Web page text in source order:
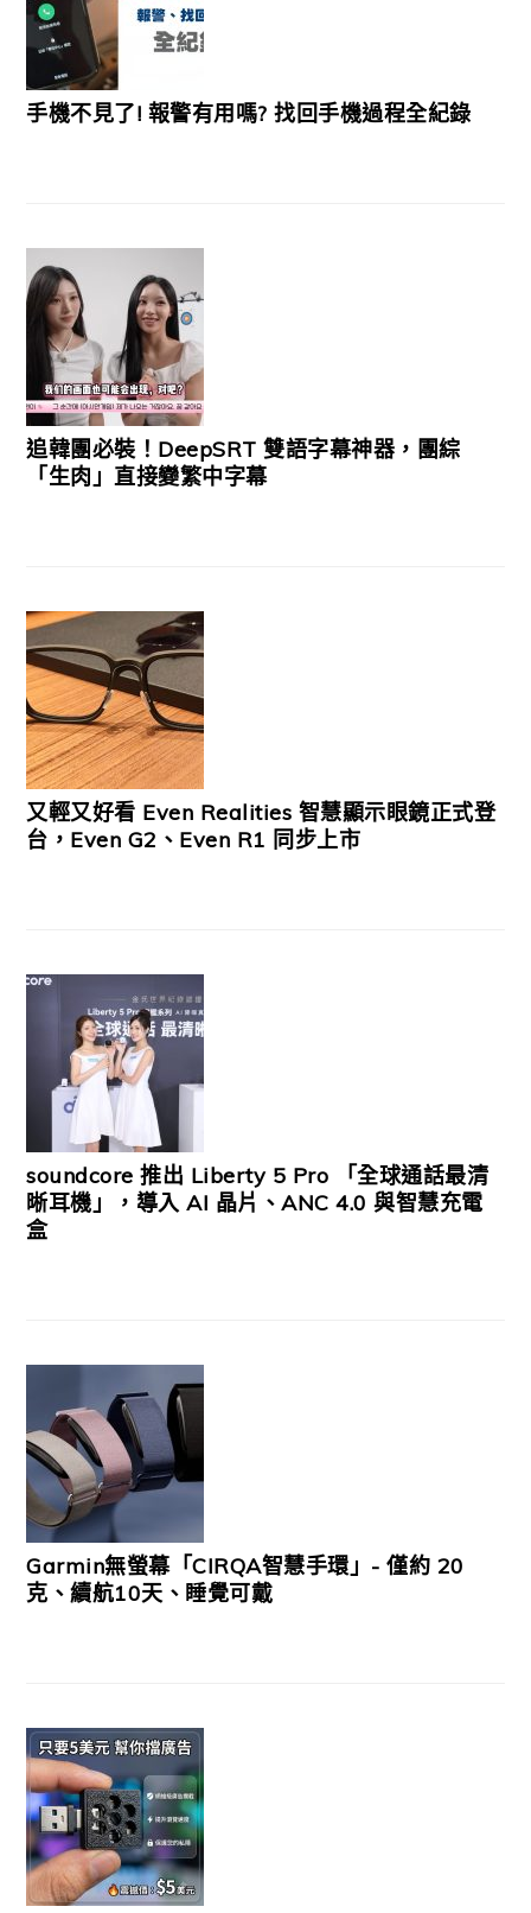
手機不見了! 報警有用嗎? 找回手機過程全紀錄
追韓團必裝！DeepSRT 雙語字幕神器，團綜
「生肉」直接變繁中字幕
又輕又好看 Even Realities 智慧顯示眼鏡正式登
台，Even G2、Even R1 同步上市
soundcore 推出 Liberty 5 Pro 「全球通話最清
晰耳機」，導入 AI 晶片、ANC 4.0 與智慧充電
盒
Garmin無螢幕「CIRQA智慧手環」- 僅約 20
克、續航10天、睡覺可戴